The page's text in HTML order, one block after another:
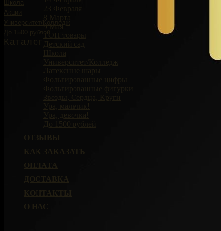
Школа
Акции
Университет/Колледж
До 1500 рублей
Каталог
23 Февраля
8 Марта
9 Мая
ТОП товары
Детский сад
Школа
Университет/Колледж
Латексные шары
Фольгированные цифры
Фольгированные фигурки
Звезды, Сердца, Круги
Ура, мальчик!
Ура, девочка!
До 1500 рублей
ОТЗЫВЫ
КАК ЗАКАЗАТЬ
ОПЛАТА
ДОСТАВКА
КОНТАКТЫ
О НАС